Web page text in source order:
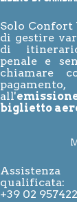
Solo
di gestire
di
penale e
chiamare
all'
biglietto
qualificata:
+39 02